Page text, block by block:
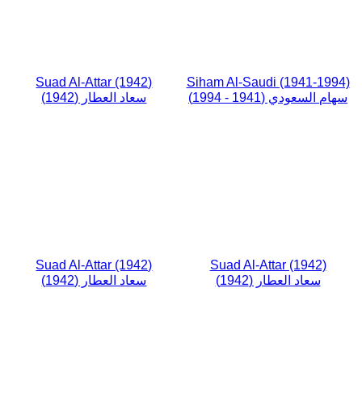
Siham Al-Saudi (1941-1994)
سهام السعودي (1941 - 1994)
Suad Al-Attar (1942)
سعاد العطار (1942)
Suad Al-Attar (1942)
سعاد العطار (1942)
Suad Al-Attar (1942)
سعاد العطار (1942)